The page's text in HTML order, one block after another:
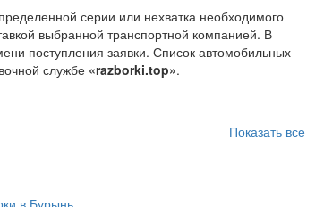
серии или нехватка необходимого
выбранной транспортной компанией. В
поступления заявки. Список автомобильных
службе «razborki.top».
Показать все